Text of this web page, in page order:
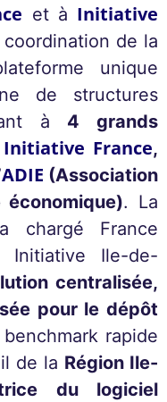
et à Initiative
coordination de la
unique
de structures
à 4 grands
Initiative France,
ADIE (Association
. La
chargé France
Ile-de-
centralisée,
pour le dépôt
rapide
de la Région Ile-
du logiciel